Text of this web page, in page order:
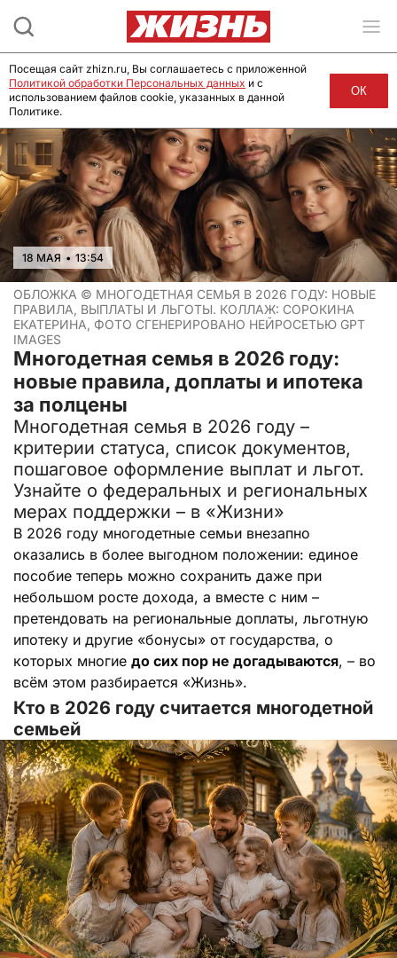
18 МАЯ • 13:54
ОБЛОЖКА © МНОГОДЕТНАЯ СЕМЬЯ В 2026 ГОДУ: НОВЫЕ
ПРАВИЛА, ВЫПЛАТЫ И ЛЬГОТЫ. КОЛЛАЖ: СОРОКИНА
ЕКАТЕРИНА, ФОТО СГЕНЕРИРОВАНО НЕЙРОСЕТЬЮ GPT
IMAGES
Многодетная семья в 2026 году:
новые правила, доплаты и ипотека
за полцены
Многодетная семья в 2026 году –
критерии статуса, список документов,
пошаговое оформление выплат и льгот.
Узнайте о федеральных и региональных
мерах поддержки – в «Жизни»
В 2026 году многодетные семьи внезапно
оказались в более выгодном положении: единое
пособие теперь можно сохранить даже при
небольшом росте дохода, а вместе с ним –
претендовать на региональные доплаты, льготную
ипотеку и другие «бонусы» от государства, о
которых многие до сих пор не догадываются, – во
всём этом разбирается «Жизнь».
Кто в 2026 году считается многодетной
семьей
Посещая сайт zhizn.ru, Вы соглашаетесь с приложенной
Политикой обработки Персональных данных и с
использованием файлов cookie, указанных в данной
Политике.
ОК